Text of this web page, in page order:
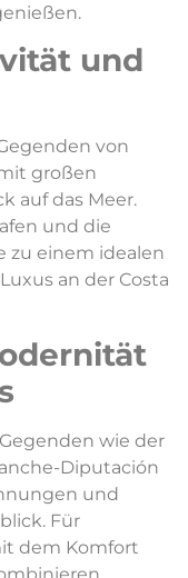
und
von
großen
auf das Meer.
und die
zu einem idealen
an der Costa
wie der
Diputación
und
Für
dem Komfort